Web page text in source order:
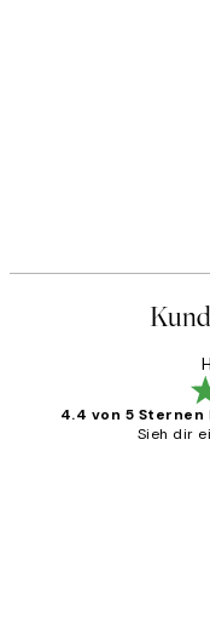
4.4 von 5 Sternen
Sieh dir